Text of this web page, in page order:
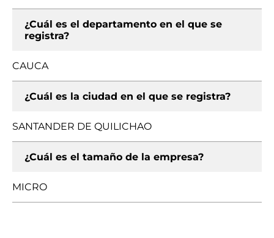
¿Cuál es el departamento en el que se
registra?
CAUCA
¿Cuál es la ciudad en el que se registra?
SANTANDER DE QUILICHAO
¿Cuál es el tamaño de la empresa?
MICRO